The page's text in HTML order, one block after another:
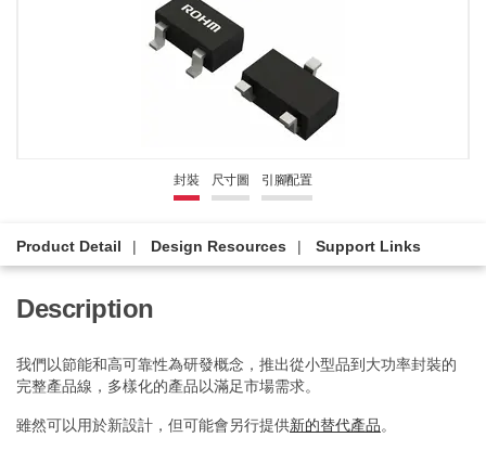
封裝 尺寸圖 引腳配置
Product Detail Design Resources Support Links
Description
我們以節能和高可靠性為研發概念，推出從小型品到大功率封裝的
完整產品線，多樣化的產品以滿足市場需求。
雖然可以用於新設計，但可能會另行提供新的替代產品。